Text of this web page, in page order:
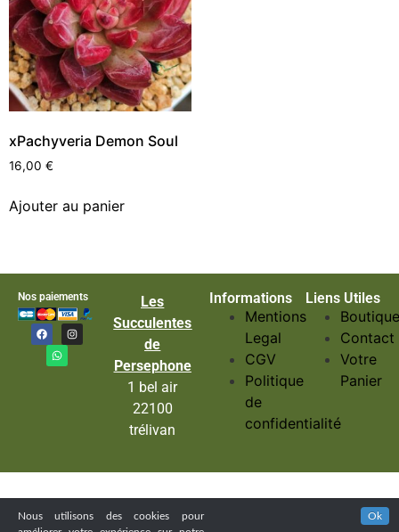
xPachyveria Demon Soul
16,00 €
Ajouter au panier
Nos paiements
Les
Succulentes
de
Persephone
1 bel air
22100
trélivan
Informations
Mentions
Legal
CGV
Politique
de
confidentialité
Liens Utiles
Contact
Votre
Panier
Nous utilisons des cookies pour
Ok